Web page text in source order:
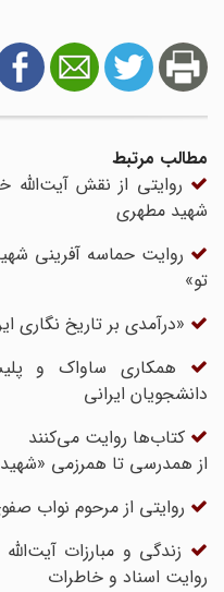
مطالب مرتبط
روایتی از نقش آیت‌الله
شهید مطهری
روایت حماسه آفرینی
تو»
«درآمدی بر تاریخ نگاری
همکاری ساواک و پلیس
دانشجویان ایرانی
کتاب‌ها روایت می‌کنند
از همدرسی تا همرزمی
روایتی از مرحوم نواب صفوی
زندگی و مبارزات آیت‌الله
روایت اسناد و خاطرات